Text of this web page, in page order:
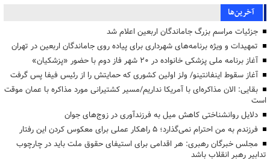
آخرین‌ها
جزئیات مراسم بزرگ جاماندگان اربعین اعلام شد
تمهیدات و ویژه برنامه‌های شهرداری برای پیاده روی جاماندگان اربعین در تهران
آغاز برنامه ملی پزشکی خانواده در ۲۰ شهر فاز دوم با حضور «پزشکیان»
آغاز سقوط اینفانتینو/ ولز اولین کشوری که حمایتش را از رئیس فیفا پس گرفت
بقایی: الان مذاکره‌ای با آمریکا نداریم/مسیر کشتیرانی مورد مذاکره با عمان موقت
است
دلایل روانشناختی کاهش میل به فرزندآوری در زوج‌های جوان
فرزندم به من احترام نمی‌گذارد؛ ۵ راهکار عملی برای معکوس کردن این رفتار
مجلس خبرگان رهبری: هر اقدامی برای استیفای حقوق ملت باید در چارچوب
تدابیر رهبر انقلاب باشد